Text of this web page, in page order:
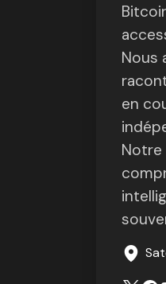
Nous
en
Notre